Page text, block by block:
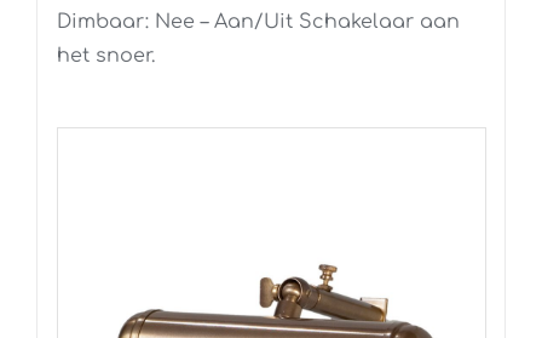
Dimbaar: Nee – Aan/Uit Schakelaar aan
het snoer.